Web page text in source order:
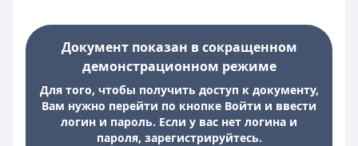
Документ показан в сокращенном
демонстрационном режиме
Для того, чтобы получить доступ к документу,
Вам нужно перейти по кнопке Войти и ввести
логин и пароль. Если у вас нет логина и
пароля, зарегистрируйтесь.